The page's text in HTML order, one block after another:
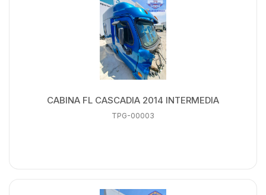
CABINA FL CASCADIA 2014 INTERMEDIA
TPG-00003